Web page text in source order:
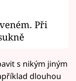
Při
s nikým jiným
dlouhou